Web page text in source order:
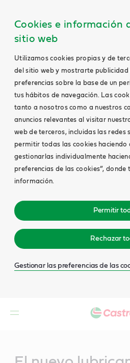
Cookies e información
sitio web
Utilizamos cookies propias y de
del sitio web y mostrarte publicidad
preferencias sobre la base de un
tus hábitos de navegación. Las
tanto a nosotros como a nuestros
anuncios relevantes al visitar
web de terceros, incluidas las redes
permitir todas las cookies haciendo
gestionarlas individualmente
preferencias de las cookies”,
información.
Permitir
Rechazar
Gestionar las preferencias de las